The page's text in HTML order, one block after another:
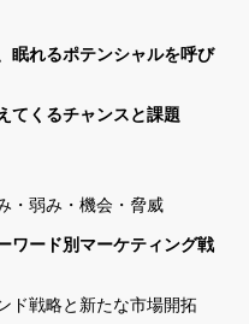
眠れるポテンシャルを呼び
てくるチャンスと課題
・弱み・機会・脅威
ワード別マーケティング戦
ド戦略と新たな市場開拓